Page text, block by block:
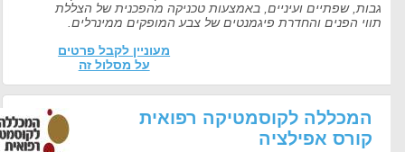
גבות, שפתיים ועיניים, באמצעות טכניקה מהפכנית של הצללת
תווי הפנים והחדרת פיגמנטים של צבע המופקים ממינרלים.
מעוניין לקבל פרטים
על מסלול זה
המכללה לקוסמטיקה רפואית
קורס אפילציה